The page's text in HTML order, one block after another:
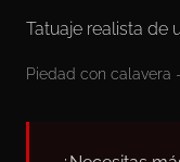
Tatuaje realista de
Piedad con calavera